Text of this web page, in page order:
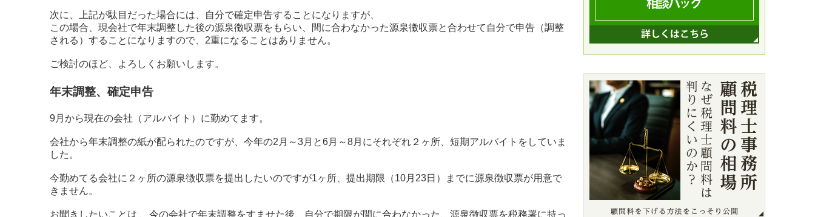
次に、上記が駄目だった場合には、自分で確定申告することになりますが、
この場合、現会社で年末調整した後の源泉徴収票をもらい、間に合わなかった源泉徴収票と合わせて自分で申告（調整
される）することになりますので、2重になることはありません。
ご検討のほど、よろしくお願いします。
年末調整、確定申告
9月から現在の会社（アルバイト）に勤めてます。
会社から年末調整の紙が配られたのですが、今年の2月～3月と6月～8月にそれぞれ２ヶ所、短期アルバイトをしていま
した。
今勤めてる会社に２ヶ所の源泉徴収票を提出したいのですが1ヶ所、提出期限（10月23日）までに源泉徴収票が用意で
きません。
お聞きしたいことは 、今の会社で年末調整をすませた後、自分で期限が間に合わなかった、源泉徴収票を税務署に持っ